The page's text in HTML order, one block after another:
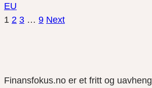
EU
1 2 3 … 9 Next
Finansfokus.no er et fritt og